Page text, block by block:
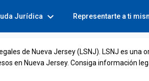
Jurídica expand_more Representarte a ti
de Nueva Jersey (LSNJ). LSNJ es una
en Nueva Jersey. Consiga información